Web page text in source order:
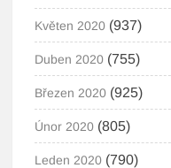
Květen 2020 (937)
Duben 2020 (755)
Březen 2020 (925)
Únor 2020 (805)
Leden 2020 (790)